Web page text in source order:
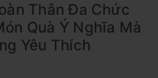
Thân Đa Chức
Quà Ý Nghĩa Mà
Yêu Thích